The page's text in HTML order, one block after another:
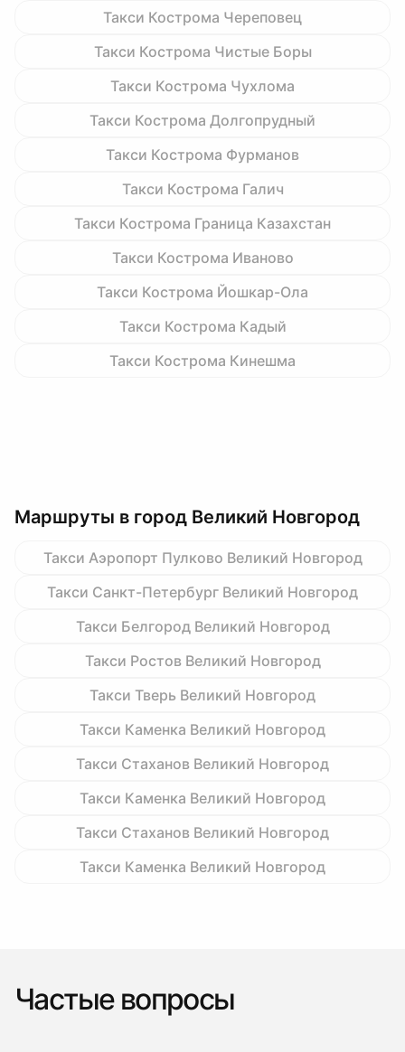
Такси Кострома Череповец
Такси Кострома Чистые Боры
Такси Кострома Чухлома
Такси Кострома Долгопрудный
Такси Кострома Фурманов
Такси Кострома Галич
Такси Кострома Граница Казахстан
Такси Кострома Иваново
Такси Кострома Йошкар-Ола
Такси Кострома Кадый
Такси Кострома Кинешма
Маршруты в город Великий Новгород
Такси Аэропорт Пулково Великий Новгород
Такси Санкт-Петербург Великий Новгород
Такси Белгород Великий Новгород
Такси Ростов Великий Новгород
Такси Тверь Великий Новгород
Такси Каменка Великий Новгород
Такси Стаханов Великий Новгород
Такси Каменка Великий Новгород
Такси Стаханов Великий Новгород
Такси Каменка Великий Новгород
Частые вопросы